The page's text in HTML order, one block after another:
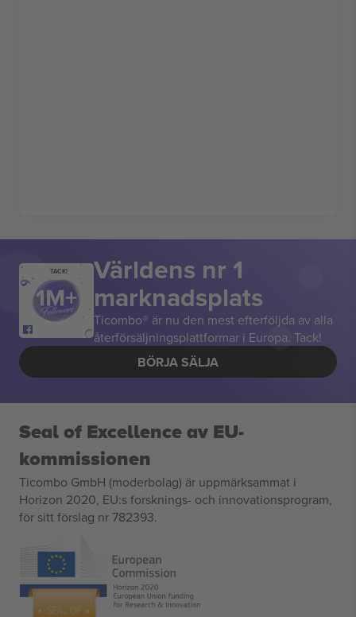
TACK! Världens nr 1
marknadsplats
Ticombo® är nu den mest efterföljda av alla
återförsäljningsplattformar i Europa. Tack!
BÖRJA SÄLJA
Seal of Excellence av EU-
kommissionen
Ticombo GmbH (moderbolag) är uppmärksammat i
Horizon 2020, EU:s forsknings- och innovationsprogram,
för sitt förslag nr 782393.